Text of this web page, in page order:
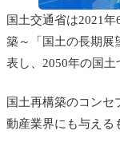
国土交通省は2021
築～「国土の長期展
表し、2050年の国土
国土再構築のコンセ
動産業界にも与える